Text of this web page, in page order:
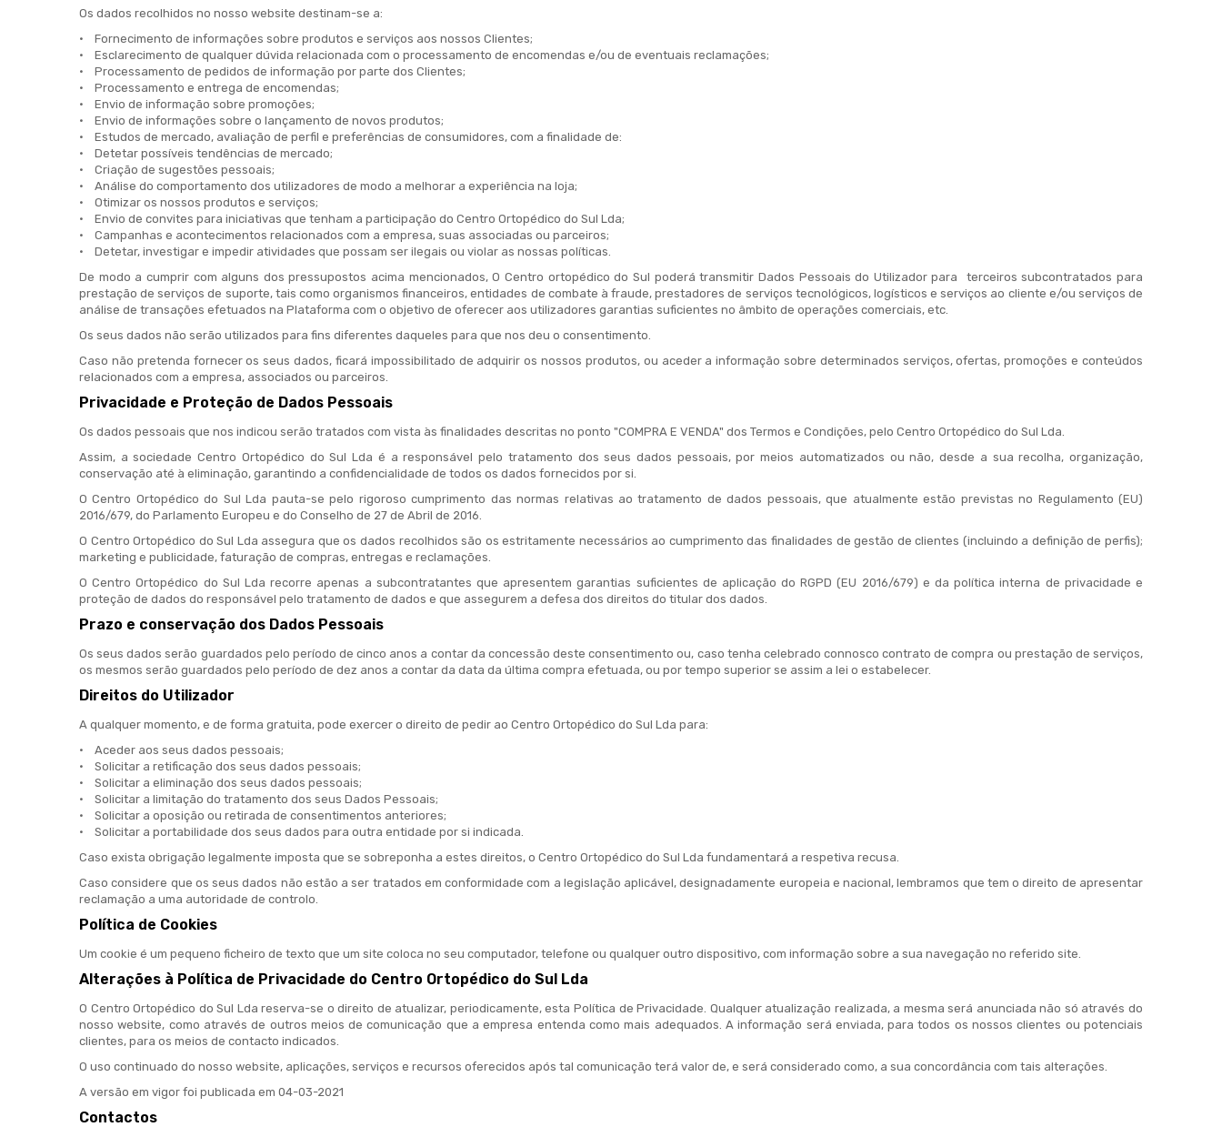
Os dados recolhidos no nosso website destinam-se a:
• Fornecimento de informações sobre produtos e serviços aos nossos Clientes;
• Esclarecimento de qualquer dúvida relacionada com o processamento de encomendas e/ou de eventuais reclamações;
• Processamento de pedidos de informação por parte dos Clientes;
• Processamento e entrega de encomendas;
• Envio de informação sobre promoções;
• Envio de informações sobre o lançamento de novos produtos;
• Estudos de mercado, avaliação de perfil e preferências de consumidores, com a finalidade de:
• Detetar possíveis tendências de mercado;
• Criação de sugestões pessoais;
• Análise do comportamento dos utilizadores de modo a melhorar a experiência na loja;
• Otimizar os nossos produtos e serviços;
• Envio de convites para iniciativas que tenham a participação do Centro Ortopédico do Sul Lda;
• Campanhas e acontecimentos relacionados com a empresa, suas associadas ou parceiros;
• Detetar, investigar e impedir atividades que possam ser ilegais ou violar as nossas políticas.
De modo a cumprir com alguns dos pressupostos acima mencionados, O Centro ortopédico do Sul poderá transmitir Dados Pessoais do Utilizador para terceiros subcontratados para
prestação de serviços de suporte, tais como organismos financeiros, entidades de combate à fraude, prestadores de serviços tecnológicos, logísticos e serviços ao cliente e/ou serviços de
análise de transações efetuados na Plataforma com o objetivo de oferecer aos utilizadores garantias suficientes no âmbito de operações comerciais, etc.
Os seus dados não serão utilizados para fins diferentes daqueles para que nos deu o consentimento.
Caso não pretenda fornecer os seus dados, ficará impossibilitado de adquirir os nossos produtos, ou aceder a informação sobre determinados serviços, ofertas, promoções e conteúdos
relacionados com a empresa, associados ou parceiros.
Privacidade e Proteção de Dados Pessoais
Os dados pessoais que nos indicou serão tratados com vista às finalidades descritas no ponto "COMPRA E VENDA" dos Termos e Condições, pelo Centro Ortopédico do Sul Lda.
Assim, a sociedade Centro Ortopédico do Sul Lda é a responsável pelo tratamento dos seus dados pessoais, por meios automatizados ou não, desde a sua recolha, organização,
conservação até à eliminação, garantindo a confidencialidade de todos os dados fornecidos por si.
O Centro Ortopédico do Sul Lda pauta-se pelo rigoroso cumprimento das normas relativas ao tratamento de dados pessoais, que atualmente estão previstas no Regulamento (EU)
2016/679, do Parlamento Europeu e do Conselho de 27 de Abril de 2016.
O Centro Ortopédico do Sul Lda assegura que os dados recolhidos são os estritamente necessários ao cumprimento das finalidades de gestão de clientes (incluindo a definição de perfis);
marketing e publicidade, faturação de compras, entregas e reclamações.
O Centro Ortopédico do Sul Lda recorre apenas a subcontratantes que apresentem garantias suficientes de aplicação do RGPD (EU 2016/679) e da política interna de privacidade e
proteção de dados do responsável pelo tratamento de dados e que assegurem a defesa dos direitos do titular dos dados.
Prazo e conservação dos Dados Pessoais
Os seus dados serão guardados pelo período de cinco anos a contar da concessão deste consentimento ou, caso tenha celebrado connosco contrato de compra ou prestação de serviços,
os mesmos serão guardados pelo período de dez anos a contar da data da última compra efetuada, ou por tempo superior se assim a lei o estabelecer.
Direitos do Utilizador
A qualquer momento, e de forma gratuita, pode exercer o direito de pedir ao Centro Ortopédico do Sul Lda para:
• Aceder aos seus dados pessoais;
• Solicitar a retificação dos seus dados pessoais;
• Solicitar a eliminação dos seus dados pessoais;
• Solicitar a limitação do tratamento dos seus Dados Pessoais;
• Solicitar a oposição ou retirada de consentimentos anteriores;
• Solicitar a portabilidade dos seus dados para outra entidade por si indicada.
Caso exista obrigação legalmente imposta que se sobreponha a estes direitos, o Centro Ortopédico do Sul Lda fundamentará a respetiva recusa.
Caso considere que os seus dados não estão a ser tratados em conformidade com a legislação aplicável, designadamente europeia e nacional, lembramos que tem o direito de apresentar
reclamação a uma autoridade de controlo.
Política de Cookies
Um cookie é um pequeno ficheiro de texto que um site coloca no seu computador, telefone ou qualquer outro dispositivo, com informação sobre a sua navegação no referido site.
Alterações à Política de Privacidade do Centro Ortopédico do Sul Lda
O Centro Ortopédico do Sul Lda reserva-se o direito de atualizar, periodicamente, esta Política de Privacidade. Qualquer atualização realizada, a mesma será anunciada não só através do
nosso website, como através de outros meios de comunicação que a empresa entenda como mais adequados. A informação será enviada, para todos os nossos clientes ou potenciais
clientes, para os meios de contacto indicados.
O uso continuado do nosso website, aplicações, serviços e recursos oferecidos após tal comunicação terá valor de, e será considerado como, a sua concordância com tais alterações.
A versão em vigor foi publicada em 04-03-2021
Contactos